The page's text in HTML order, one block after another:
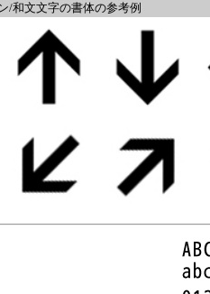
/和文文字の書体の参考例